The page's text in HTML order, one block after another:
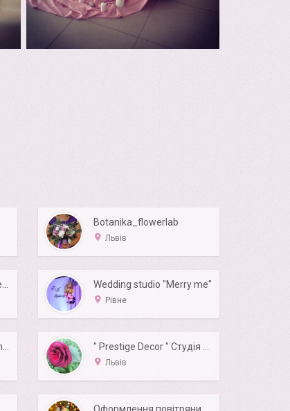
Botanika_flowerlab
Львів
Wedding studio "Merry me"
Рівне
Львів